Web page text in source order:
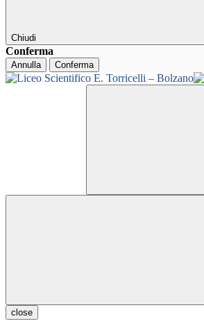
Chiudi
Conferma
Annulla Conferma
close